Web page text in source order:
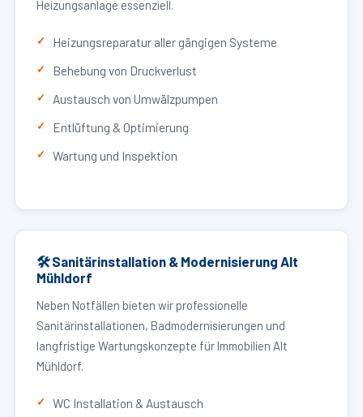
Heizungsanlage essenziell.
Heizungsreparatur aller gängigen Systeme
Behebung von Druckverlust
Austausch von Umwälzpumpen
Entlüftung & Optimierung
Wartung und Inspektion
🛠 Sanitärinstallation & Modernisierung Alt
Mühldorf
Neben Notfällen bieten wir professionelle
Sanitärinstallationen, Badmodernisierungen und
langfristige Wartungskonzepte für Immobilien Alt
Mühldorf.
WC Installation & Austausch